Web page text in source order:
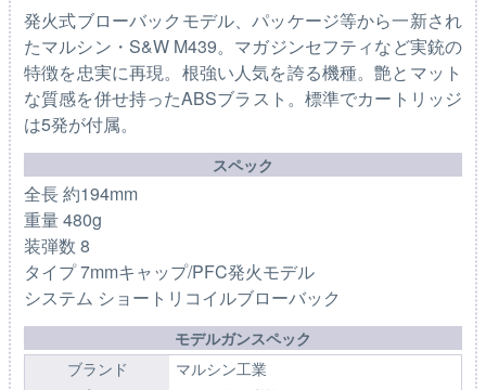
発火式ブローバックモデル、パッケージ等から一新され
たマルシン・S&W M439。マガジンセフティなど実銃の
特徴を忠実に再現。根強い人気を誇る機種。艶とマット
な質感を併せ持ったABSブラスト。標準でカートリッジ
は5発が付属。
スペック
全長 約194mm
重量 480g
装弾数 8
タイプ 7mmキャップ/PFC発火モデル
システム ショートリコイルブローバック
モデルガンスペック
ブランド
マルシン工業